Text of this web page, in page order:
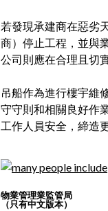
若發現承建商在惡劣
商）停止工程，並與
公司則應在合理且切
吊船作為進行樓宇維
守守則和相關良好作
工作人員安全，締造
物業管理業監管局
（只有中文版本）